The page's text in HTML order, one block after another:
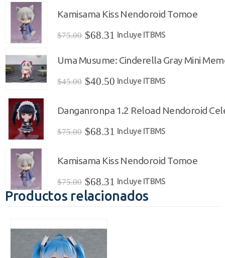
original
$75.00.
actual
$68.31.
Kamisama Kiss Nendoroid Tomoe
$75.00 El
original
$75.00.
$68.31 El
actual
$68.31.
Incluye ITBMS
Uma Musume: Cinderella Gray Mini
$45.00 El
original
$45.00.
$40.50 El
actual
$40.50.
Incluye ITBMS
Danganronpa 1.2 Reload Nendoroid
$75.00 El
original
$75.00.
$68.31 El
actual
$68.31.
Incluye ITBMS
Kamisama Kiss Nendoroid Tomoe
$75.00 El
precio
$68.31 El
precio
Incluye ITBMS
Productos relacionados